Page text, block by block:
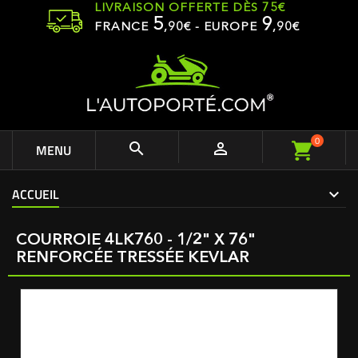
LIVRAISON OFFERTE DÈS 75€
FRANCE 5,90€ - EUROPE 9,90€
MENU   0
ACCUEIL
COURROIE 4LK760 - 1/2" X 76"
RENFORCÉE TRESSÉE KEVLAR